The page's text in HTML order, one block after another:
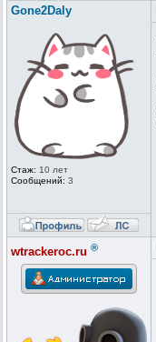
Gone2Daly
Стаж: 10 лет
Сообщений: 3
wtrackeroc.ru ®